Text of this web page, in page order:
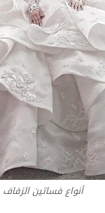
أنواع فساتين الزفاف